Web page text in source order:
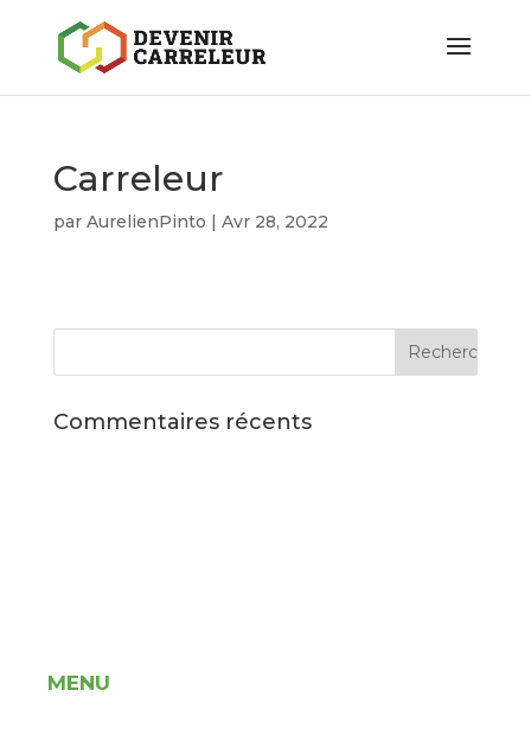
Carreleur
par AurelienPinto | Avr 28, 2022
Commentaires récents
MENU